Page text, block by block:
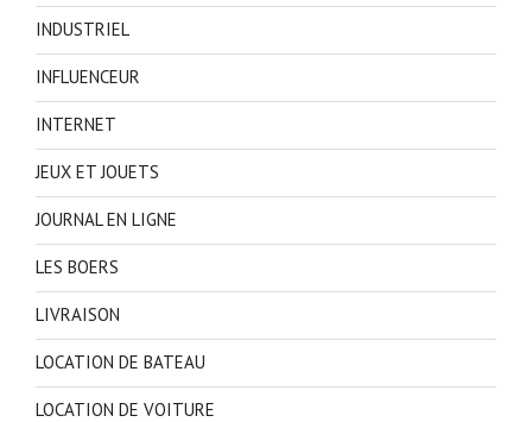
INDUSTRIEL
INFLUENCEUR
INTERNET
JEUX ET JOUETS
JOURNAL EN LIGNE
LES BOERS
LIVRAISON
LOCATION DE BATEAU
LOCATION DE VOITURE